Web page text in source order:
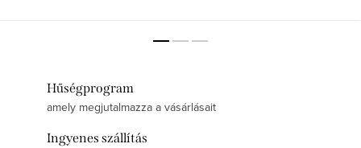
Hűségprogram
amely megjutalmazza a vásárlásait
Ingyenes szállítás